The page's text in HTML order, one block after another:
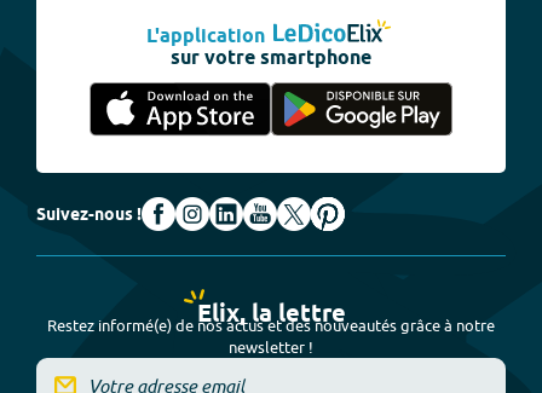
L'application
sur votre smartphone
Suivez-nous !
Elix, la lettre
Restez informé(e) de nos actus et des nouveautés grâce à notre
newsletter !